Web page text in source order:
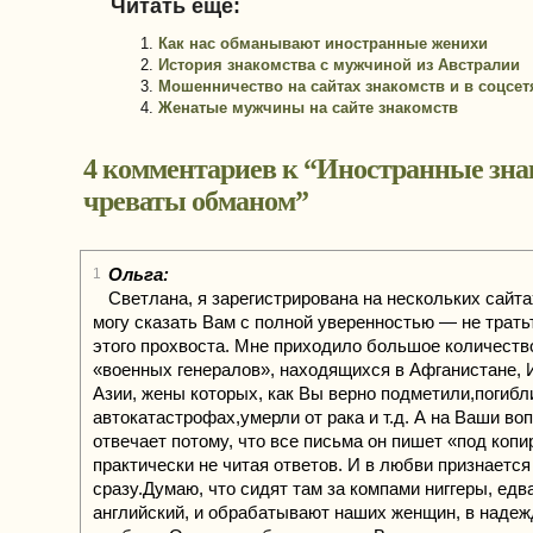
Читать еще:
Как нас обманывают иностранные женихи
История знакомства с мужчиной из Австралии
Мошенничество на сайтах знакомств и в
Женатые мужчины на сайте знакомств
4 комментариев к “Иностранные
чреваты обманом”
1 Ольга:
Светлана, я зарегистрирована на нескольких
могу сказать Вам с полной уверенностью — не
этого прохвоста. Мне приходило большое
«военных генералов», находящихся в Афганистане,
Азии, жены которых, как Вы верно
автокатастрофах,умерли от рака и т.д. А на Ваши
отвечает потому, что все письма он пишет «под
практически не читая ответов. И в любви
сразу.Думаю, что сидят там за компами ниггеры,
английский, и обрабатывают наших женщин, в